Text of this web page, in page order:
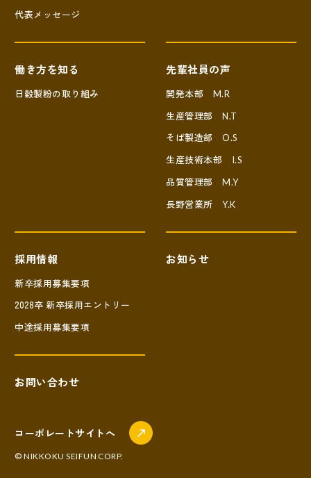
代表メッセージ
働き方を知る
日穀製粉の取り組み
先輩社員の声
開発本部 M.R
生産管理部N.T
そば製造部O.S
生産技術本部 I.S
品質管理部M.Y
長野営業所Y.K
採用情報
新卒採用募集要項
2028卒 新卒採用エントリー
中途採用募集要項
お知らせ
お問い合わせ
© NIKKOKU SEIFUN CORP.
コーポレートサイトへ